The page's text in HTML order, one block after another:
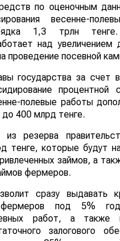
по оценочным
весенне-
1,3 трлн
над увеличением
проведение посевной
государства за счет
процентной
полевые работы
400 млрд тенге.
резерва
тенге, которые будут
займов, а
займов фермеров.
сразу выдавать
под 5%
работ, а также
залогового